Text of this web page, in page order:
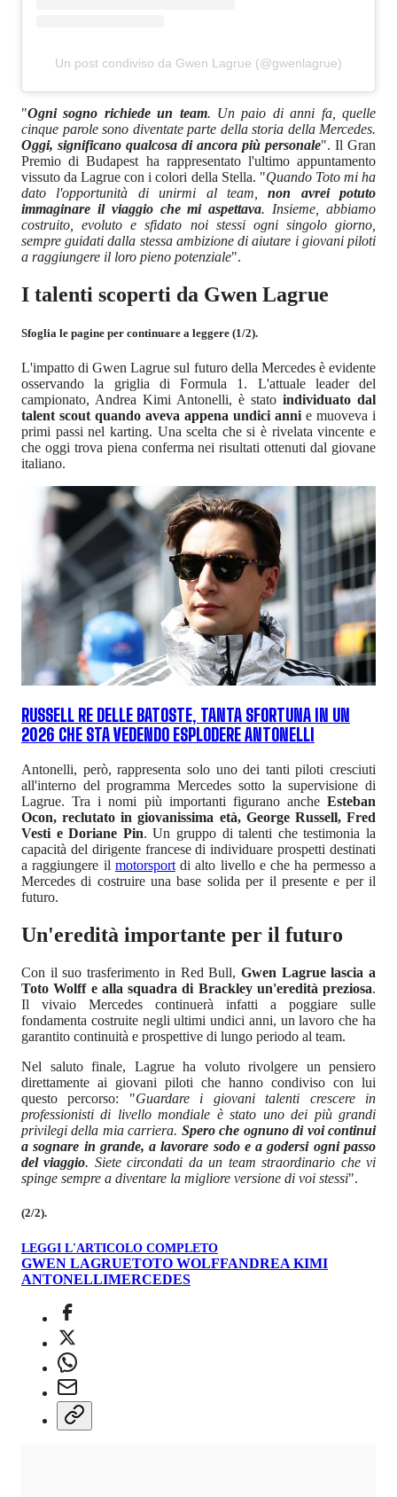
Un post condiviso da Gwen Lagrue (@gwenlagrue)
"Ogni sogno richiede un team. Un paio di anni fa, quelle
cinque parole sono diventate parte della storia della Mercedes.
Oggi, significano qualcosa di ancora più personale". Il Gran
Premio di Budapest ha rappresentato l'ultimo appuntamento
vissuto da Lagrue con i colori della Stella. "Quando Toto mi ha
dato l'opportunità di unirmi al team,non avrei potuto
immaginare il viaggio che mi aspettava. Insieme, abbiamo
costruito, evoluto e sfidato noi stessi ogni singolo giorno,
sempre guidati dalla stessa ambizione di aiutare i giovani piloti
a raggiungere il loro pieno potenziale".
I talenti scoperti da Gwen Lagrue
Sfoglia le pagine per continuare a leggere (1/2).
L'impatto di Gwen Lagrue sul futuro della Mercedes è evidente
osservando la griglia di Formula 1. L'attuale leader del
campionato, Andrea Kimi Antonelli, è stato individuato dal
talent scout quando aveva appena undici anni e muoveva i
primi passi nel karting. Una scelta che si è rivelata vincente e
che oggi trova piena conferma nei risultati ottenuti dal giovane
italiano.
RUSSELL RE DELLE BATOSTE, TANTA SFORTUNA IN UN
2026 CHE STA VEDENDO ESPLODERE ANTONELLI
Antonelli, però, rappresenta solo uno dei tanti piloti cresciuti
all'interno del programma Mercedes sotto la supervisione di
Lagrue. Tra i nomi più importanti figurano anche Esteban
Ocon, reclutato in giovanissima età, George Russell, Fred
Vesti e Doriane Pin. Un gruppo di talenti che testimonia la
capacità del dirigente francese di individuare prospetti destinati
a raggiungere il motorsportdi alto livello e che ha permesso a
Mercedes di costruire una base solida per il presente e per il
futuro.
Un'eredità importante per il futuro
Con il suo trasferimento in Red Bull, Gwen Lagrue lascia a
Toto Wolff e alla squadra di Brackley un'eredità preziosa.
Il vivaio Mercedes continuerà infatti a poggiare sulle
fondamenta costruite negli ultimi undici anni, un lavoro che ha
garantito continuità e prospettive di lungo periodo al team.
Nel saluto finale, Lagrue ha voluto rivolgere un pensiero
direttamente ai giovani piloti che hanno condiviso con lui
questo percorso: "Guardare i giovani talenti crescere in
professionisti di livello mondiale è stato uno dei più grandi
privilegi della mia carriera. Spero che ognuno di voi continui
a sognare in grande, a lavorare sodo e a godersi ogni passo
del viaggio. Siete circondati da un team straordinario che vi
spinge sempre a diventare la migliore versione di voi stessi".
(2/2).
LEGGI L'ARTICOLO COMPLETO
GWEN LAGRUETOTO WOLFFANDREA KIMI
ANTONELLIMERCEDES